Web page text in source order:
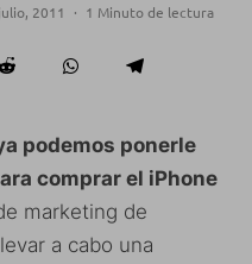
2011 · 1 Minuto de lectura
podemos ponerle
comprar el iPhone
marketing de
a cabo una